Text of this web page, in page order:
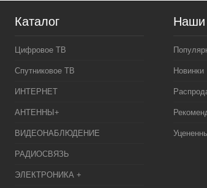
Каталог
Цифровое ТВ
Спутниковое ТВ
ИНТЕРНЕТ
АНТЕННЫ+
ВИДЕОНАБЛЮДЕНИЕ
РАДИОСВЯЗЬ
ЭЛЕКТРОНИКА +
Наши
Новинки